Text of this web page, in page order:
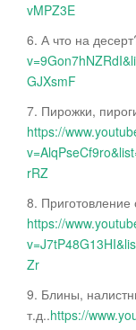
vMPZ3E
6. А что на
GJXsmF
7. Пирожки,
https://
rRZ
8.
https://
Zr
9. Блины,
т.д..https://